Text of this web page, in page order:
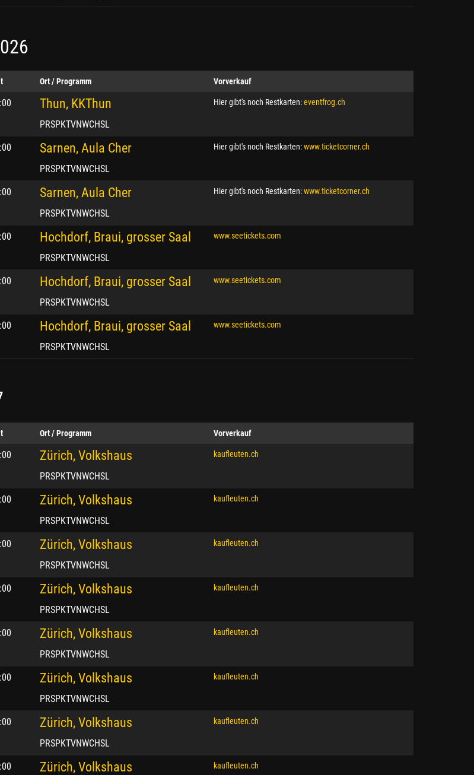
Ort / Programm Vorverkauf
Thun, KKThun
PRSPKTVNWCHSL
Hier gibt's noch Restkarten:eventfrog.ch
Sarnen, Aula Cher
PRSPKTVNWCHSL
Hier gibt's noch Restkarten:www.ticketcorner.ch
Sarnen, Aula Cher
PRSPKTVNWCHSL
Hier gibt's noch Restkarten:www.ticketcorner.ch
Hochdorf, Braui, grosser Saal
PRSPKTVNWCHSL
www.seetickets.com
Hochdorf, Braui, grosser Saal
PRSPKTVNWCHSL
www.seetickets.com
Hochdorf, Braui, grosser Saal
PRSPKTVNWCHSL
www.seetickets.com
Ort / Programm Vorverkauf
Zürich, Volkshaus
PRSPKTVNWCHSL
kaufleuten.ch
Zürich, Volkshaus
PRSPKTVNWCHSL
kaufleuten.ch
Zürich, Volkshaus
PRSPKTVNWCHSL
kaufleuten.ch
Zürich, Volkshaus
PRSPKTVNWCHSL
kaufleuten.ch
Zürich, Volkshaus
PRSPKTVNWCHSL
kaufleuten.ch
Zürich, Volkshaus
PRSPKTVNWCHSL
kaufleuten.ch
Zürich, Volkshaus
PRSPKTVNWCHSL
kaufleuten.ch
Zürich, Volkshaus kaufleuten.ch